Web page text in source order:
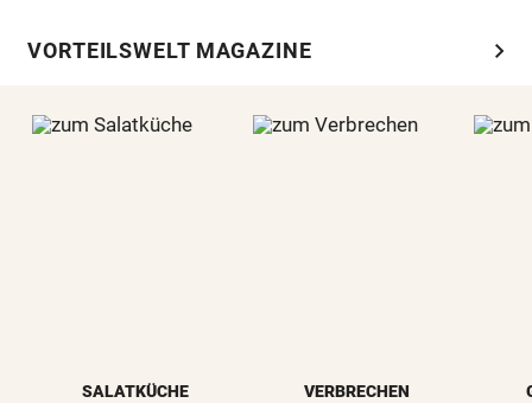
VORTEILSWELT MAGAZINE chevron_right
SALATKÜCHE VERBRECHEN